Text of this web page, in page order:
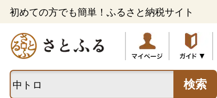
初めての方でも簡単！ふるさと納税サイト
検索